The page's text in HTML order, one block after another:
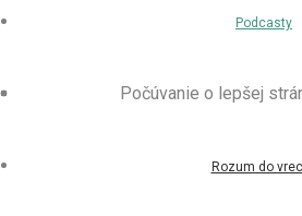
Podcasty
Počúvanie o lepšej
Rozum do